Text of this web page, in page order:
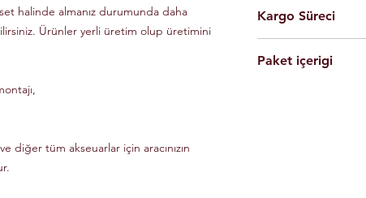
set halinde almanız durumunda daha
Ürünler yerli üretim olup üretimini
diğer tüm akseuarlar için aracınızın
Siyah Ve Gri Renk
Döküm
Yerli üretim.
80 KG yük
olarak
Ürünleri son
yapabilmesi için
Tüm ürünlerde
Kargo Süreci
Saat 14'ekadar
Paket içerigi